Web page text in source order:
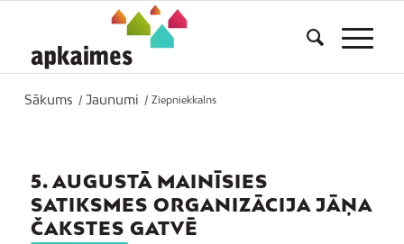
Sākums / Jaunumi / Ziepniekkalns
5. AUGUSTĀ MAINĪSIES
SATIKSMES ORGANIZĀCIJA JĀŅA
ČAKSTES GATVĒ